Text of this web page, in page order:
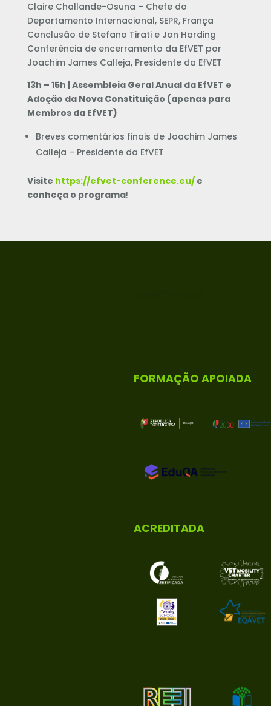
Claire Challande-Osuna – Chefe do
Departamento Internacional, SEPR, França
Conclusão de Stefano Tirati e Jon Harding
Conferência de encerramento da EfVET por
Joachim James Calleja, Presidente da EfVET
13h – 15h | Assembleia Geral Anual da EfVET e
Adoção da Nova Constituição (apenas para
Membros da EfVET)
Breves comentários finais de Joachim James
Calleja – Presidente da EfVET
Visite https://efvet-conference.eu/e
conheça o programa!
FORMAÇÃO APOIADA
ACREDITADA